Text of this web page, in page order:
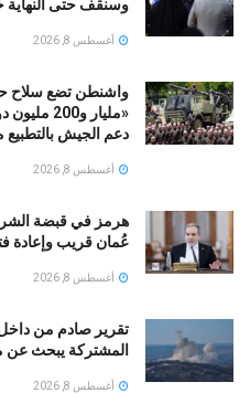
وسنقف حتى النهاية
أغسطس 8, 2026
واشنطن تضع سلاح
«مليار
دعم الجيش بالتطبيع
أغسطس 8, 2026
هرمز في قبضة
عُمان قريب وإعادة
أغسطس 8, 2026
تقرير صادم من
المشتركة يبحث
أغسطس 8, 2026